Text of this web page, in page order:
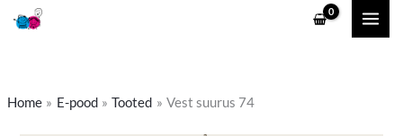
Skip
Home E-pood Tooted Vest suurus 74